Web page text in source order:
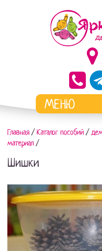
Главная / Каталог пособий /
материал /
Шишки